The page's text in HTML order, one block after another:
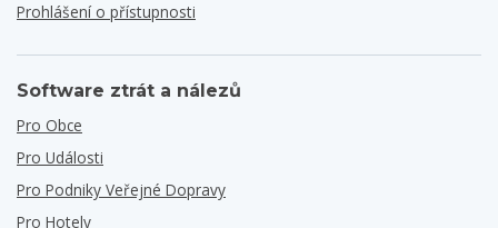
Prohlášení o přístupnosti
Software ztrát a nálezů
Pro Obce
Pro Události
Pro Podniky Veřejné Dopravy
Pro Hotely